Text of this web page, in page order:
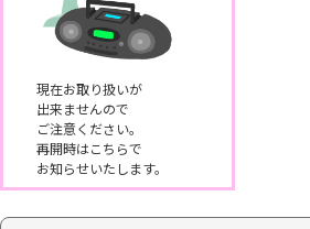
現在お取り扱いが
出来ませんので
ご注意ください。
再開時はこちらで
お知らせいたします。